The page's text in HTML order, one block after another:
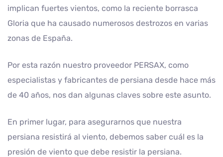
implican fuertes vientos, como la reciente borrasca
Gloria que ha causado numerosos destrozos en varias
zonas de España.
Por esta razón nuestro proveedor PERSAX, como
especialistas y fabricantes de persiana desde hace más
de 40 años, nos dan algunas claves sobre este asunto.
En primer lugar, para asegurarnos que nuestra
persiana resistirá al viento, debemos saber cuál es la
presión de viento que debe resistir la persiana.